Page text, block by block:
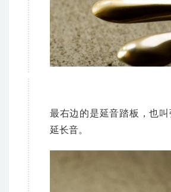
最右边的是延音踏板，也
延长音。